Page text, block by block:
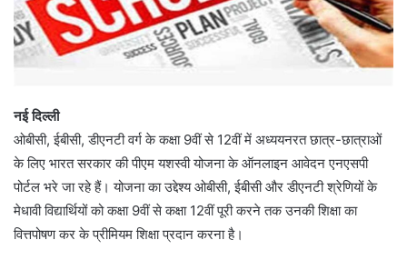
नई दिल्ली
ओबीसी, ईबीसी, डीएनटी वर्ग के कक्षा 9वीं से 12वीं में अध्ययनरत छात्र-छात्राओं
के लिए भारत सरकार की पीएम यशस्वी योजना के ऑनलाइन आवेदन एनएसपी
पोर्टल भरे जा रहे हैं। योजना का उद्देश्य ओबीसी, ईबीसी और डीएनटी श्रेणियों के
मेधावी विद्यार्थियों को कक्षा 9वीं से कक्षा 12वीं पूरी करने तक उनकी शिक्षा का
वित्तपोषण कर के प्रीमियम शिक्षा प्रदान करना है।